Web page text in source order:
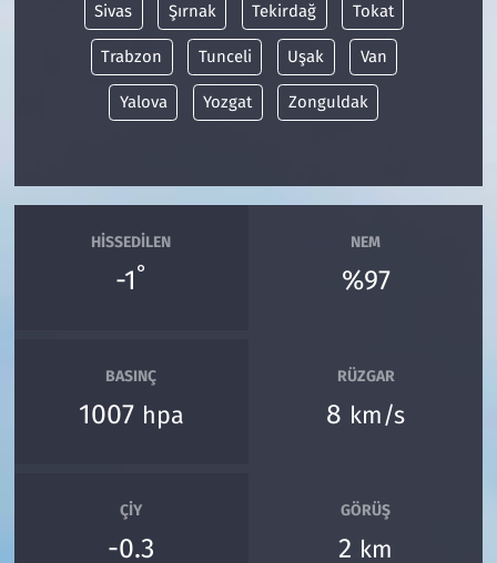
Sivas Şırnak Tekirdağ Tokat
Trabzon Tunceli Uşak Van
Yalova Yozgat Zonguldak
HISSEDILEN
-1°
NEM
%97
BASINÇ
1007 hpa
RÜZGAR
8 km/s
ÇIY
-0.3
GÖRÜŞ
2 km